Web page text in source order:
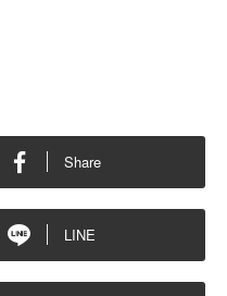
Share
LINE